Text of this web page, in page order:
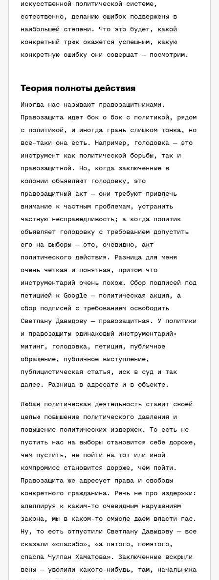
искусственной политической системе,
естественно, деланию ошибок подвержены в
наибольшей степени. Что это будет, какой
конкретный трюк окажется успешным, какую
конкретную ошибку они совершат — посмотрим.
Теория полноты действия
Иногда нас называют правозащитниками.
Правозащита идет бок о бок с политикой, рядом
с политикой, и иногда грань слишком тонка, но
все-таки она есть. Например, голодовка — это
инструмент как политической борьбы, так и
правозащитной. Но, когда заключенные в
колонии объявляют голодовку, это
правозащитный акт — они требуют привлечь
внимание к частным проблемам, устранить
частную несправедливость; а когда политик
объявляет голодовку с требованием допустить
его на выборы — это, очевидно, акт
политического действия. Разница для меня
очень четкая и понятная, притом что
инструментарий очень похож. Сбор подписей под
петицией к Google — политическая акция, а
сбор подписей с требованием освободить
Светлану Давыдову — правозащитная. У политики
и правозащиты одинаковый инструментарий:
митинг, голодовка, петиция, публичное
обращение, публичное выступление,
публицистическая статья, иск в суд и так
далее. Разница в адресате и в объекте.
Любая политическая деятельность ставит своей
целью повышение политического давления и
повышение политических издержек. То есть не
пустить нас на выборы становится себе дороже,
чем пустить, не пойти на тот или иной
компромисс становится дороже, чем пойти.
Правозащита же адресует права и свободы
конкретного гражданина. Речь не про издержки:
апеллируя к каким-то очевидным нарушениям
закона, мы в каком-то смысле даем власти пас.
Ну, то есть отпустили Светлану Давыдову — все
сказали «спасибо», «а пятого, помятого,
спасла Чулпан Хаматова». Заключенные вскрыли
вены — уволили какого-нибудь, там, начальника